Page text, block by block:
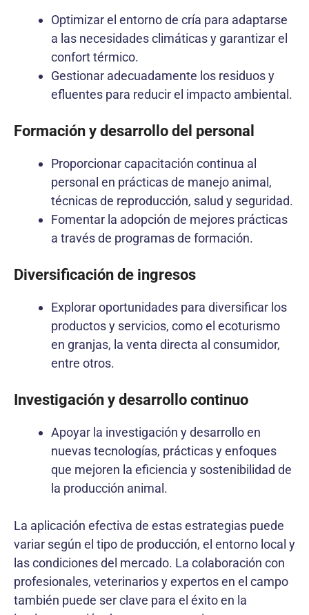
Optimizar el entorno de cría para adaptarse
a las necesidades climáticas y garantizar el
confort térmico.
Gestionar adecuadamente los residuos y
efluentes para reducir el impacto ambiental.
Formación y desarrollo del personal
Proporcionar capacitación continua al
personal en prácticas de manejo animal,
técnicas de reproducción, salud y seguridad.
Fomentar la adopción de mejores prácticas
a través de programas de formación.
Diversificación de ingresos
Explorar oportunidades para diversificar los
productos y servicios, como el ecoturismo
en granjas, la venta directa al consumidor,
entre otros.
Investigación y desarrollo continuo
Apoyar la investigación y desarrollo en
nuevas tecnologías, prácticas y enfoques
que mejoren la eficiencia y sostenibilidad de
la producción animal.
La aplicación efectiva de estas estrategias puede
variar según el tipo de producción, el entorno local y
las condiciones del mercado. La colaboración con
profesionales, veterinarios y expertos en el campo
también puede ser clave para el éxito en la